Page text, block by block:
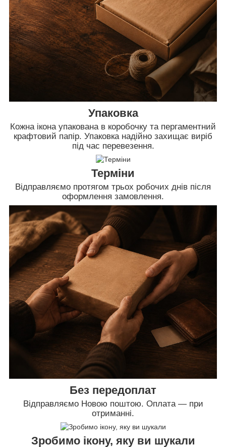
Упаковка
Кожна ікона упакована в коробочку та пергаментний
крафтовий папір. Упаковка надійно захищає виріб
під час перевезення.
Терміни
Відправляємо протягом трьох робочих днів після
оформлення замовлення.
Без передоплат
Відправляємо Новою поштою. Оплата — при
отриманні.
Зробимо ікону, яку ви шукали